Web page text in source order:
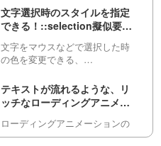
programming-
mv.com/video/AYp_SDYuEB8/・
応用編https://fa…
文字選択時のスタイルを指定
できる！::selection擬似要素
文字をマウスなどで選択した時
の色を変更できる、
うものがあります。これが指定
されていると、サイトのデザイ
ンとの統一性が取れるので、是
非覚えておきましょう！
テキストが流れるような、リ
ッチなローディングアニメー
う！
ローディングアニメーションの
パターンは色々とありますが、